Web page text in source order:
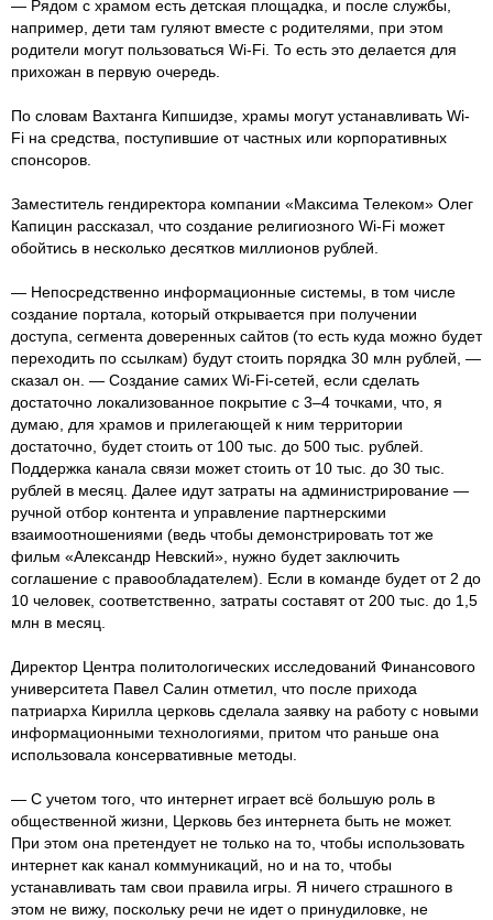
— Рядом с храмом есть детская площадка, и после службы,
например, дети там гуляют вместе с родителями, при этом
родители могут пользоваться Wi-Fi. То есть это делается для
прихожан в первую очередь.
По словам Вахтанга Кипшидзе, храмы могут устанавливать Wi-
Fi на средства, поступившие от частных или корпоративных
спонсоров.
Заместитель гендиректора компании «Максима Телеком» Олег
Капицин рассказал, что создание религиозного Wi-Fi может
обойтись в несколько десятков миллионов рублей.
— Непосредственно информационные системы, в том числе
создание портала, который открывается при получении
доступа, сегмента доверенных сайтов (то есть куда можно будет
переходить по ссылкам) будут стоить порядка 30 млн рублей, —
сказал он. — Создание самих Wi-Fi-сетей, если сделать
достаточно локализованное покрытие с 3–4 точками, что, я
думаю, для храмов и прилегающей к ним территории
достаточно, будет стоить от 100 тыс. до 500 тыс. рублей.
Поддержка канала связи может стоить от 10 тыс. до 30 тыс.
рублей в месяц. Далее идут затраты на администрирование —
ручной отбор контента и управление партнерскими
взаимоотношениями (ведь чтобы демонстрировать тот же
фильм «Александр Невский», нужно будет заключить
соглашение с правообладателем). Если в команде будет от 2 до
10 человек, соответственно, затраты составят от 200 тыс. до 1,5
млн в месяц.
Директор Центра политологических исследований Финансового
университета Павел Салин отметил, что после прихода
патриарха Кирилла церковь сделала заявку на работу с новыми
информационными технологиями, притом что раньше она
использовала консервативные методы.
— С учетом того, что интернет играет всё большую роль в
общественной жизни, Церковь без интернета быть не может.
При этом она претендует не только на то, чтобы использовать
интернет как канал коммуникаций, но и на то, чтобы
устанавливать там свои правила игры. Я ничего страшного в
этом не вижу, поскольку речи не идет о принудиловке, не